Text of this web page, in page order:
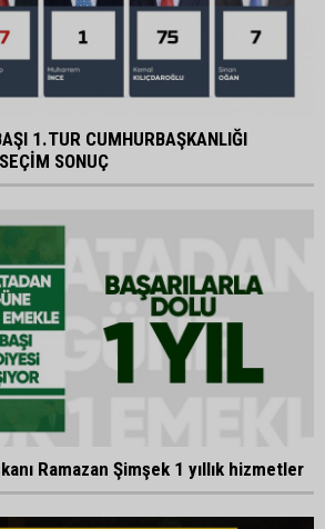
1.TUR CUMHURBAŞKANLIĞI
SONUÇ
Ramazan Şimşek 1 yıllık hizmetler